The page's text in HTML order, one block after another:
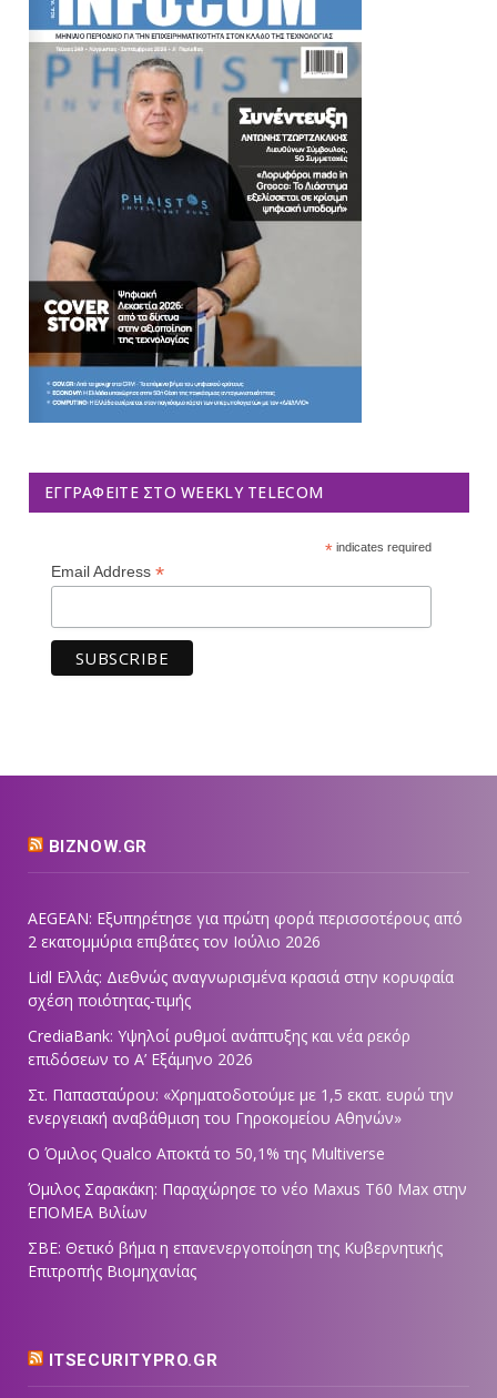
ΕΓΓΡΑΦΕΊΤΕ ΣΤΟ WEEKLY TELECOM
*indicates required
Email Address *
BIZNOW.GR
AEGEAN: Εξυπηρέτησε για πρώτη φορά περισσοτέρους από
2 εκατομμύρια επιβάτες τον Ιούλιο 2026
Lidl Ελλάς: Διεθνώς αναγνωρισμένα κρασιά στην κορυφαία
σχέση ποιότητας-τιμής
CrediaBank: Υψηλοί ρυθμοί ανάπτυξης και νέα ρεκόρ
επιδόσεων το Α’ Εξάμηνο 2026
Στ. Παπασταύρου: «Χρηματοδοτούμε με 1,5 εκατ. ευρώ την
ενεργειακή αναβάθμιση του Γηροκομείου Αθηνών»
Ο Όμιλος Qualco Αποκτά το 50,1% της Multiverse
Όμιλος Σαρακάκη: Παραχώρησε το νέο Maxus T60 Max στην
ΕΠΟΜΕΑ Βιλίων
ΣΒΕ: Θετικό βήμα η επανενεργοποίηση της Κυβερνητικής
Επιτροπής Βιομηχανίας
ITSECURITYPRO.GR